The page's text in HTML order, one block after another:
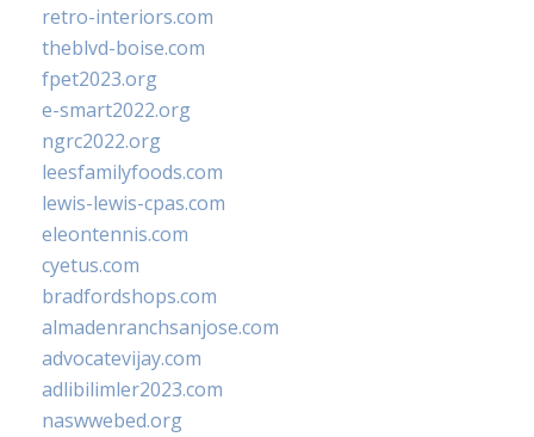
retro-interiors.com
theblvd-boise.com
fpet2023.org
e-smart2022.org
ngrc2022.org
leesfamilyfoods.com
lewis-lewis-cpas.com
eleontennis.com
cyetus.com
bradfordshops.com
almadenranchsanjose.com
advocatevijay.com
adlibilimler2023.com
naswwebed.org